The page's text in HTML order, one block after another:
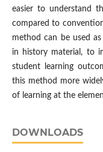
easier to understand
compared to
method can be used
in history material, to
student learning
this method more
of learning at the
DOWNLOADS